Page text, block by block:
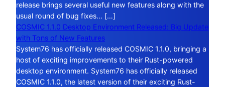
release brings several useful new features along with the
usual round of bug fixes… […]
COSMIC 1.1.0 Desktop Environment Released: Big Update
with Tons of New Features
System76 has officially released COSMIC 1.1.0, bringing a
host of exciting improvements to their Rust-powered
desktop environment. System76 has officially released
COSMIC 1.1.0, the latest version of their exciting Rust-